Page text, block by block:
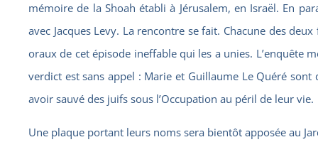
mémoire de la Shoah établi à Jérusalem, en Israël. En
avec Jacques Levy. La rencontre se fait. Chacune des
oraux de cet épisode ineffable qui les a unies. L’enquête
verdict est sans appel : Marie et Guillaume Le Quéré sont
avoir sauvé des juifs sous l’Occupation au péril de leur vie.
Une plaque portant leurs noms sera bientôt apposée au